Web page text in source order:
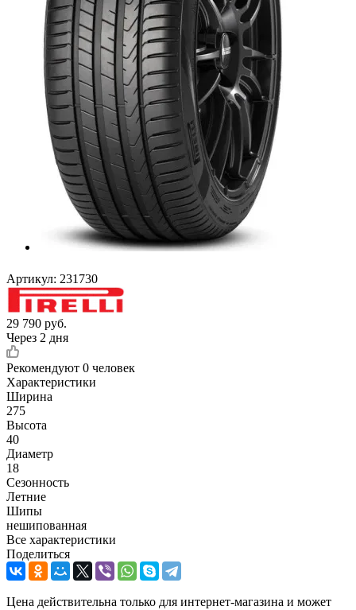
Артикул: 231730
29 790 руб.
Через 2 дня
Рекомендуют 0 человек
Характеристики
Ширина
275
Высота
40
Диаметр
18
Сезонность
Летние
Шипы
нешипованная
Все характеристики
Поделиться
Цена действительна только для интернет-магазина и может